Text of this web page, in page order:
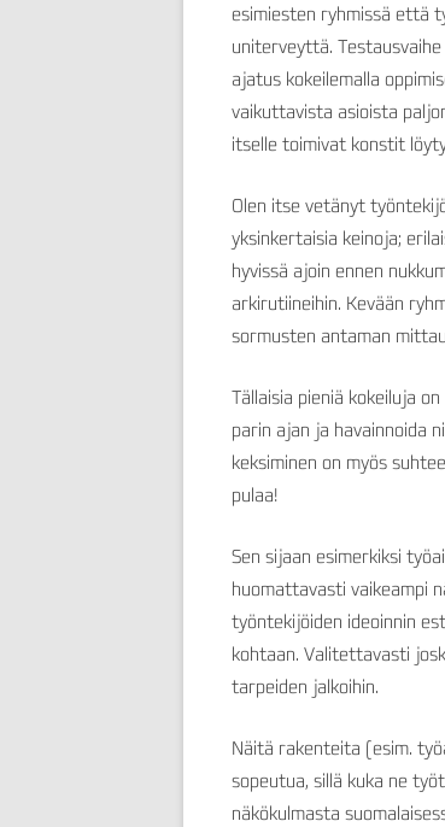
esimiesten ryhmissä että
uniterveyttä.
ajatus kokeilemalla
vaikuttavista asioista
itselle toimivat konstit
Olen itse vetänyt
yksinkertaisia keinoja;
hyvissä ajoin ennen
arkirutiineihin. Kevään
sormusten antaman
Tällaisia pieniä kokeiluja
parin ajan ja havainnoida
keksiminen on myös
pulaa!
Sen sijaan esimerkiksi
huomattavasti vaikeampi
työntekijöiden ideoinnin
kohtaan. Valitettavasti
tarpeiden jalkoihin.
Näitä rakenteita (esim.
sopeutua, sillä kuka ne
näkökulmasta